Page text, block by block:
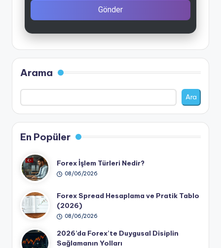
Gönder
Arama
Ara
En Popüler
Forex İşlem Türleri Nedir?
08/06/2026
Forex Spread Hesaplama ve Pratik Tablo
(2026)
08/06/2026
2026’da Forex’te Duygusal Disiplin
Sağlamanın Yolları